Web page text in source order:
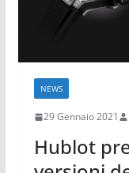
NEWS
29 Gennaio 2021
Hublot